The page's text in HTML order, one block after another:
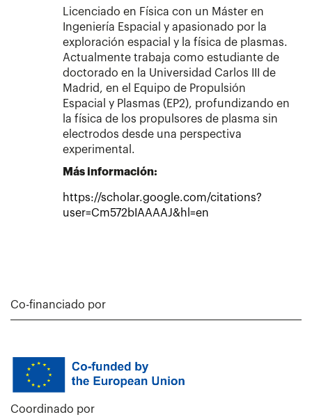
Licenciado en Física con un Máster en
Ingeniería Espacial y apasionado por la
exploración espacial y la física de plasmas.
Actualmente trabaja como estudiante de
doctorado en la Universidad Carlos III de
Madrid, en el Equipo de Propulsión
Espacial y Plasmas (EP2), profundizando en
la física de los propulsores de plasma sin
electrodos desde una perspectiva
experimental.
Más información:
https://scholar.google.com/citations?
user=Cm572bIAAAAJ&hl=en
Co-financiado por
Coordinado por